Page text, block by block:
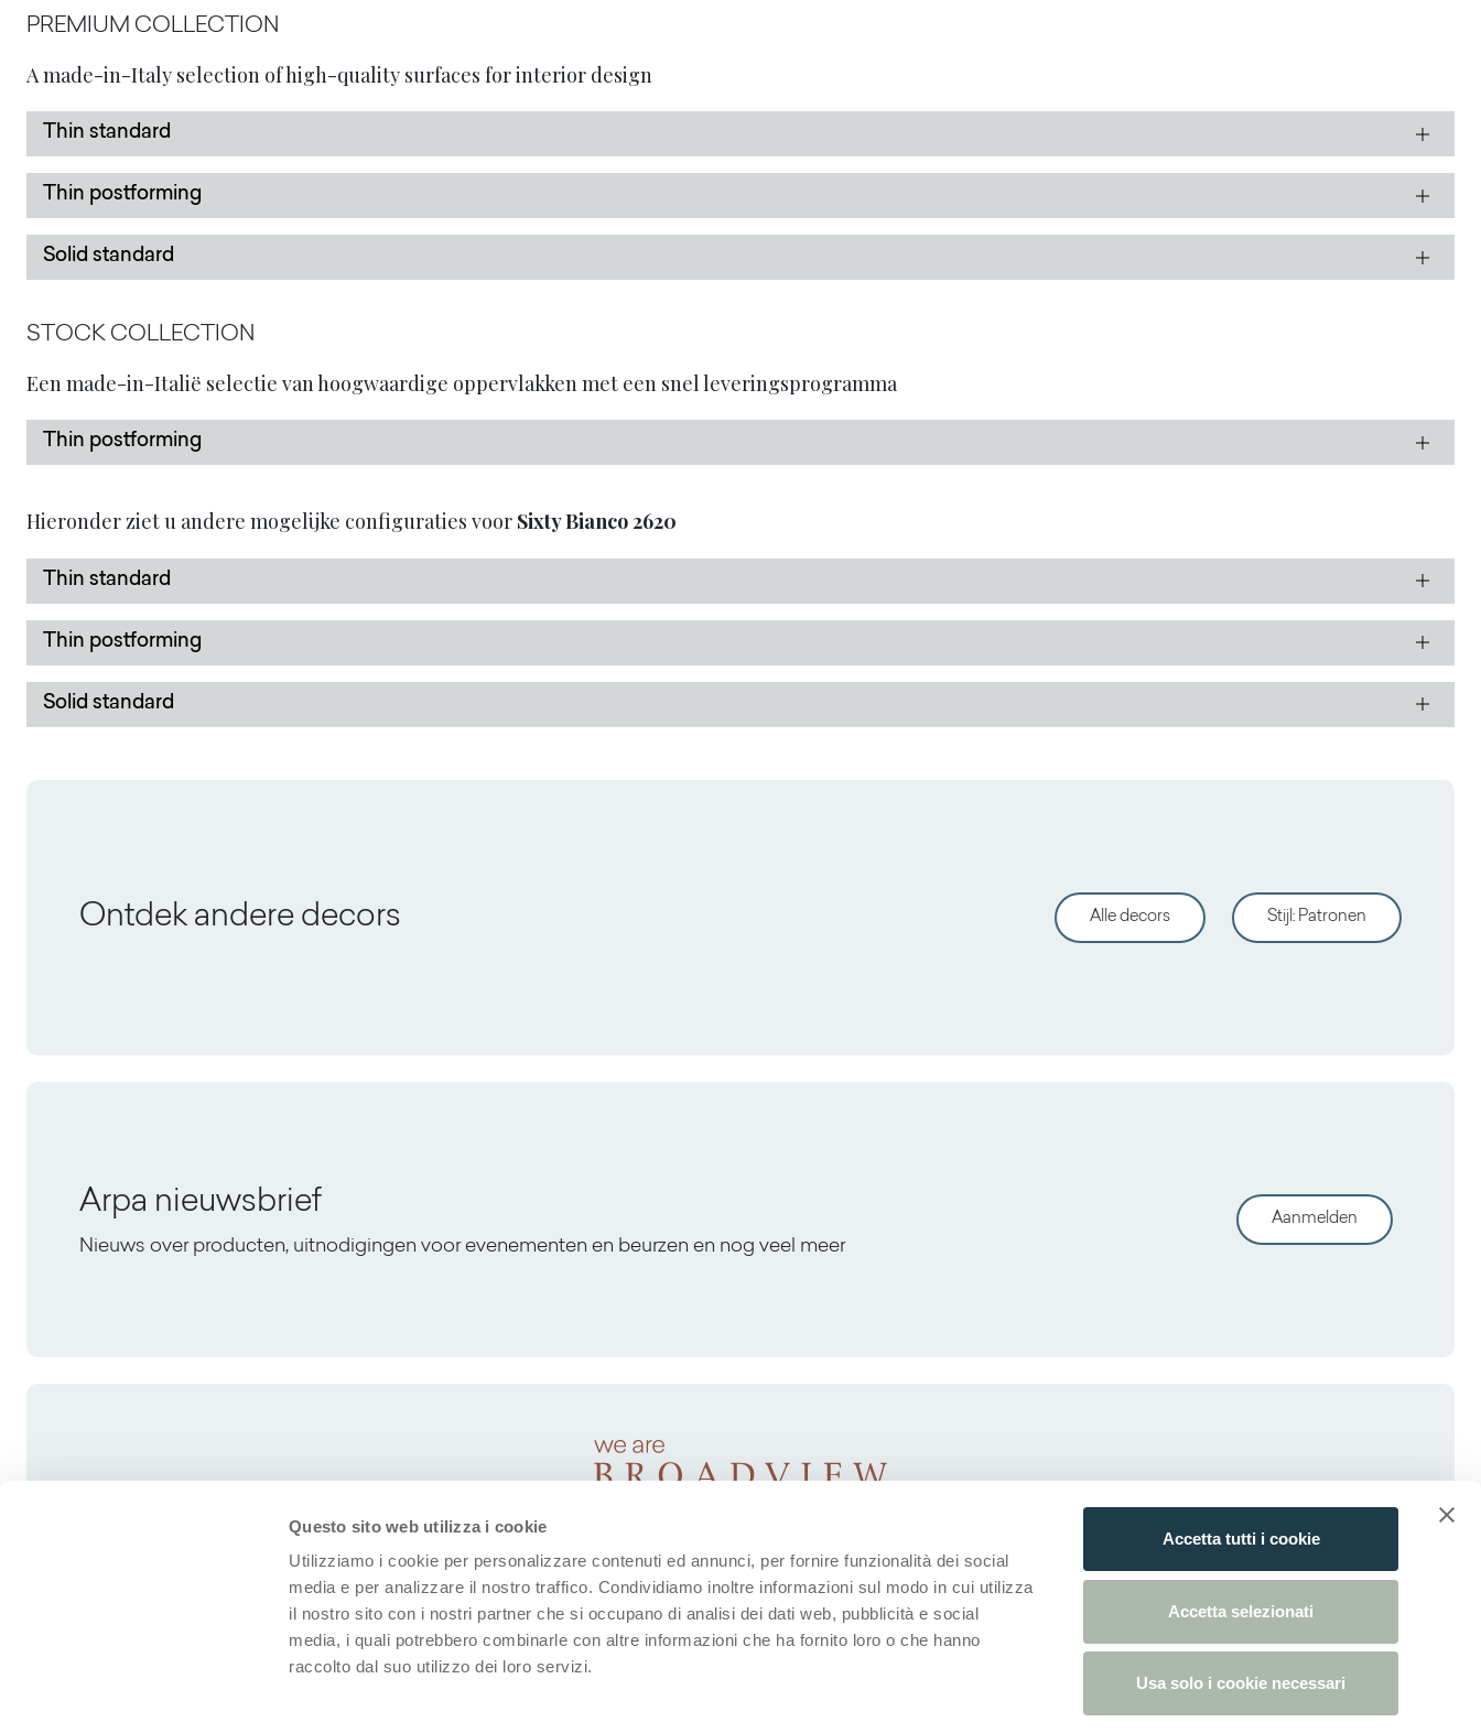
Questo sito web utilizza i cookie
Utilizziamo i cookie per personalizzare contenuti ed annunci, per fornire funzionalità dei social
media e per analizzare il nostro traffico. Condividiamo inoltre informazioni sul modo in cui utilizza
il nostro sito con i nostri partner che si occupano di analisi dei dati web, pubblicità e social
media, i quali potrebbero combinarle con altre informazioni che ha fornito loro o che hanno
raccolto dal suo utilizzo dei loro servizi.
Accetta tutti i cookie
Accetta selezionati
Usa solo i cookie necessari
PREMIUM COLLECTION
A made-in-Italy selection of high-quality surfaces for interior design
Thin standard
Thin postforming
Solid standard
STOCK COLLECTION
Een made-in-Italië selectie van hoogwaardige oppervlakken met een snel leveringsprogramma
Thin postforming
Hieronder ziet u andere mogelijke configuraties voor Sixty Bianco2620
Thin standard
Thin postforming
Solid standard
Ontdek andere decors Alle decors Stijl : Patronen
Arpa nieuwsbrief
Nieuws over producten, uitnodigingen voor evenementen en beurzen en nog veel meer
Aanmelden